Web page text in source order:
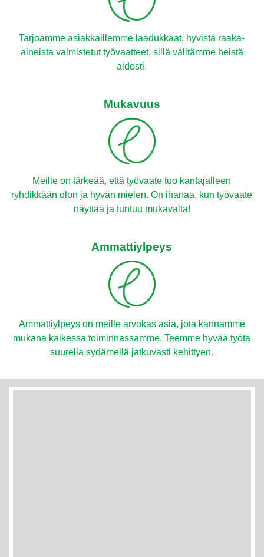
Tarjoamme asiakkaillemme laadukkaat, hyvistä raaka-
aineista valmistetut työvaatteet, sillä välitämme heistä
aidosti.
Mukavuus
Meille on tärkeää, että työvaate tuo kantajalleen
ryhdikkään olon ja hyvän mielen. On ihanaa, kun työvaate
näyttää ja tuntuu mukavalta!
Ammattiylpeys
Ammattiylpeys on meille arvokas asia, jota kannamme
mukana kaikessa toiminnassamme. Teemme hyvää työtä
suurella sydämellä jatkuvasti kehittyen.